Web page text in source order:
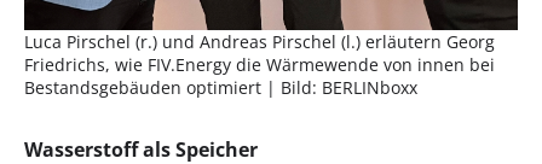
Luca Pirschel (r.) und Andreas Pirschel (l.) erläutern Georg
Friedrichs, wie FIV.Energy die Wärmewende von innen bei
Bestandsgebäuden optimiert | Bild: BERLINboxx
Wasserstoff als Speicher